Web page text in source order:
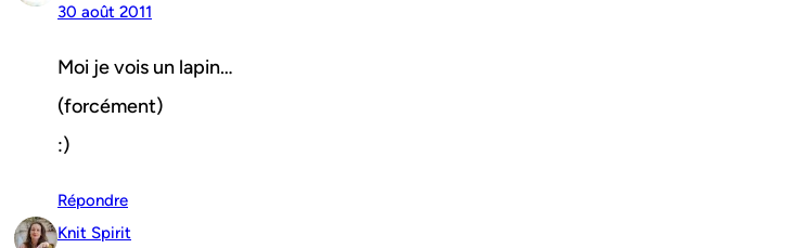
30 août 2011
Moi je vois un lapin…
(forcément)
:)
Répondre
Knit Spirit